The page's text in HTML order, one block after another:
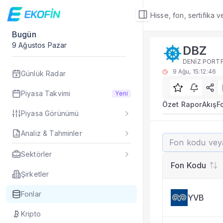
Hisse, fon, sertifika
Bugün
9 Ağustos Pazar
Günlük Radar
Piyasa Takvimi Yeni
Piyasa Görünümü
Analiz & Tahminler
Sektörler
Şirketler
Fonlar
Kripto
Fon Detay
Rakip Analizi
DBZ benzer
DBZ fonu rakip
TEFAS DBZ fonu
Fon verileri hangi
DBZ fonunu diğer
Evet. Fon detay
Fon Detay— İlgili
Fon Portföyü
DBZ
DENİZ
9 Ağu, 15:12:46
Özet RaporAkış
DBZ
Fon Kodu
YVB